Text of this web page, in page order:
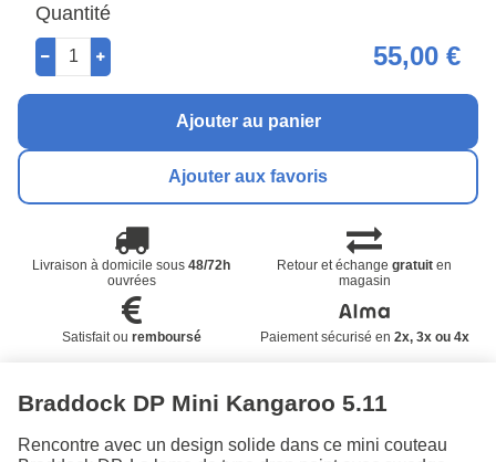
Quantité
55,00 €
Ajouter au panier
Ajouter aux favoris
Livraison à domicile sous48/72h
ouvrées
Retour et échangegratuit en
magasin
Satisfait ou remboursé Paiement sécurisé en 2x, 3x ou 4x
Braddock DP Mini Kangaroo 5.11
Rencontre avec un design solide dans ce mini couteau